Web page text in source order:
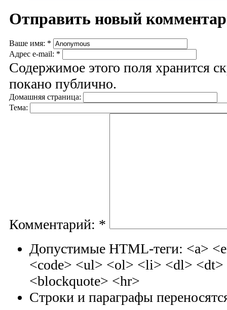
Отправить новый
Ваше имя: *
Адрес e-mail: *
Содержимое этого поля хранится
покано публично.
Домашняя страница:
Тема:
Комментарий: *
Допустимые HTML-теги: <a>
<code> <ul> <ol> <li> <dl> <dt>
<blockquote> <hr>
Строки и параграфы